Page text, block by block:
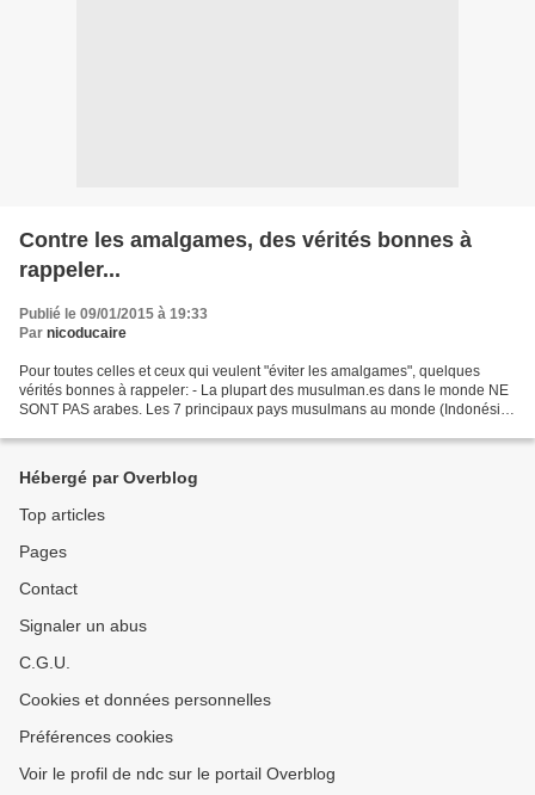
Contre les amalgames, des vérités bonnes à
rappeler...
Publié le 09/01/2015 à 19:33
Par nicoducaire
Pour toutes celles et ceux qui veulent "éviter les amalgames", quelques
vérités bonnes à rappeler: - La plupart des musulman.es dans le monde NE
SONT PAS arabes. Les 7 principaux pays musulmans au monde (Indonésie,
Hébergé par Overblog
Top articles
Pages
Contact
Signaler un abus
C.G.U.
Cookies et données personnelles
Préférences cookies
Voir le profil de ndc sur le portail Overblog